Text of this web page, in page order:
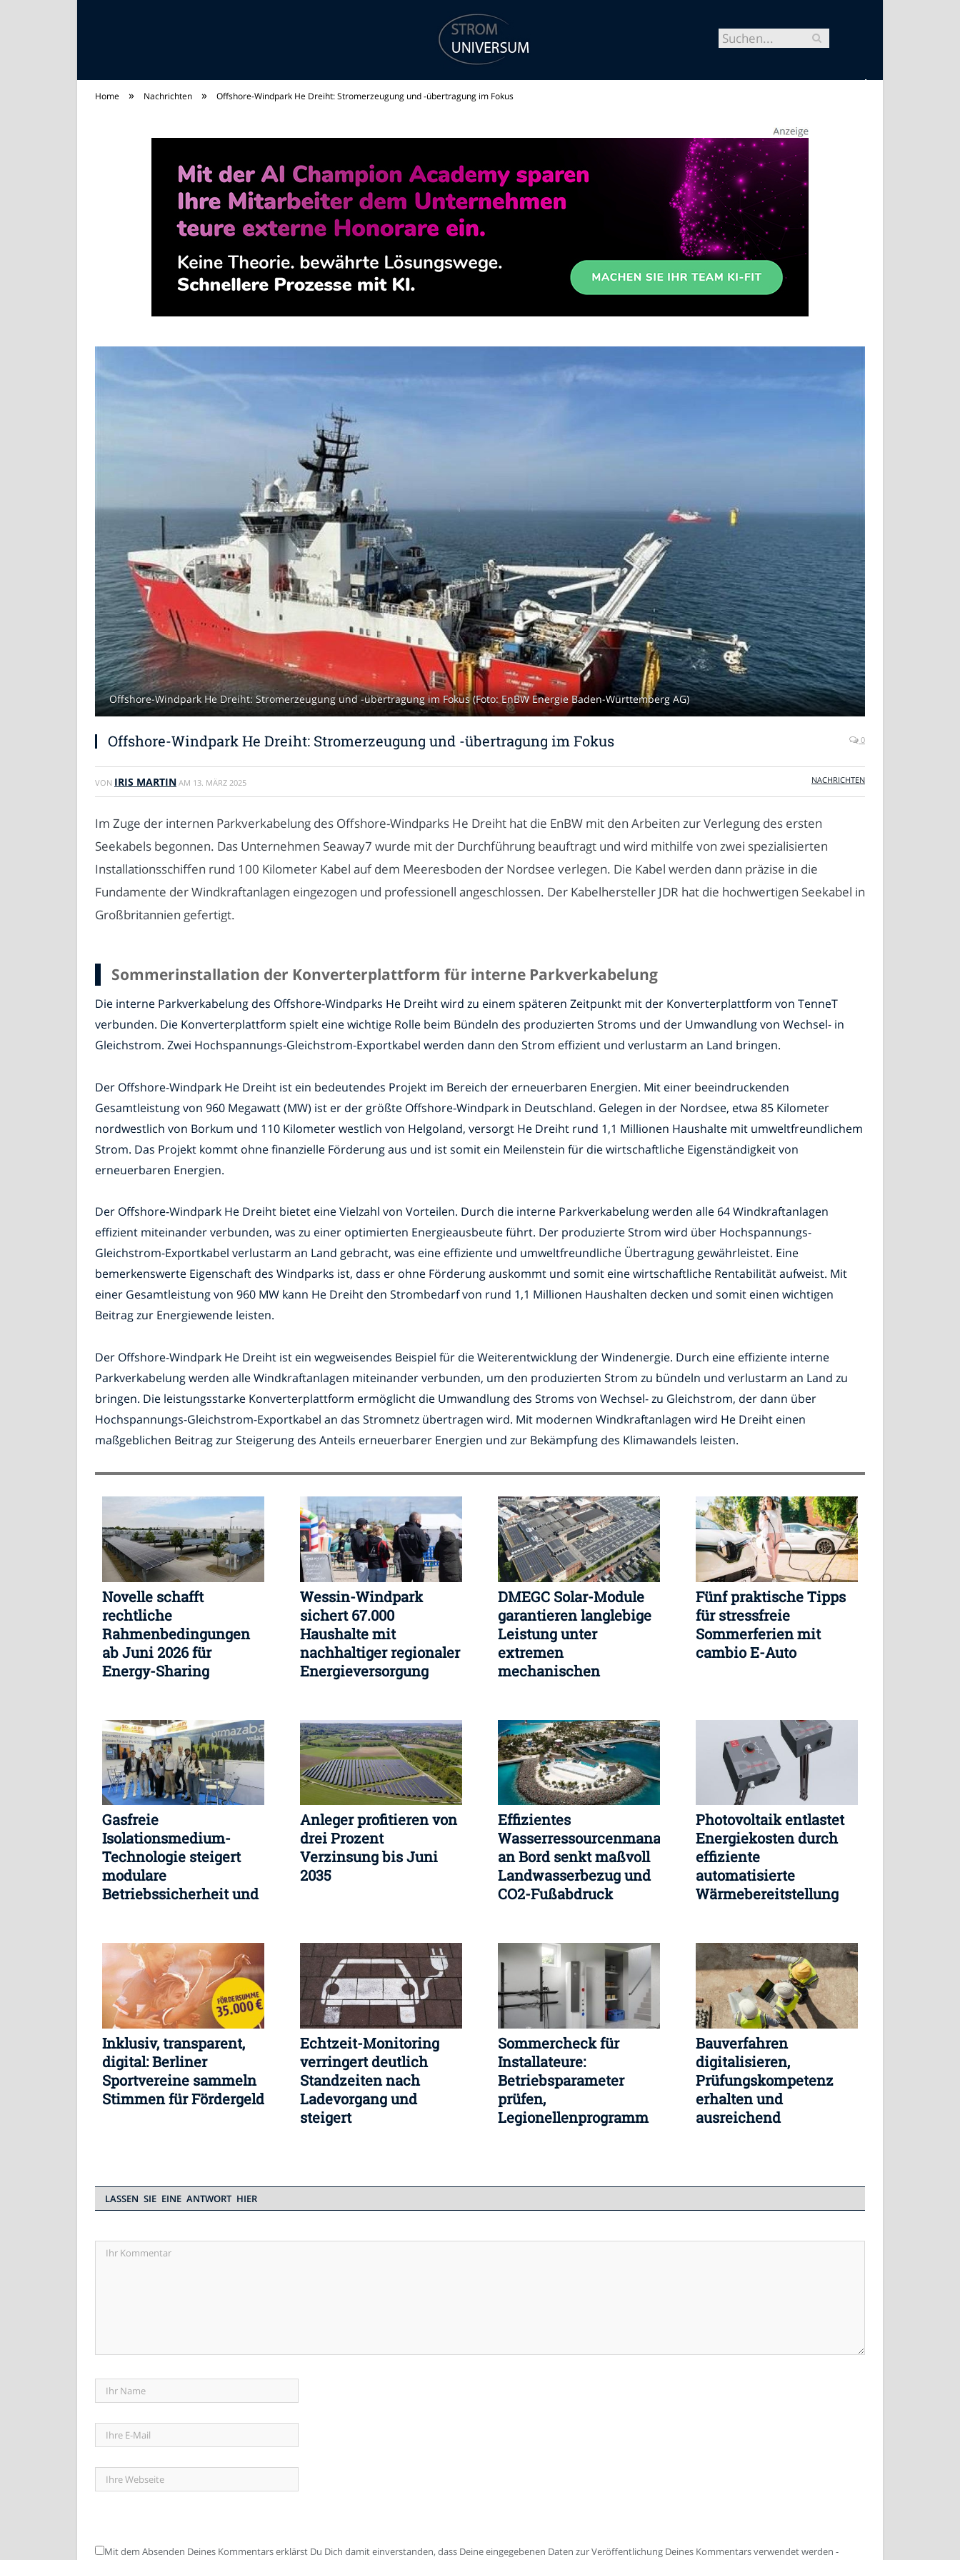
Home » Nachrichten » Offshore-Windpark He Dreiht: Stromerzeugung und -übertragung im Fokus
Offshore-Windpark He Dreiht: Stromerzeugung und -übertragung im Fokus (Foto: EnBW Energie Baden-Württemberg AG)
Offshore-Windpark He Dreiht: Stromerzeugung und -übertragung im Fokus 0
VON IRIS MARTIN AM 13. MÄRZ 2025 NACHRICHTEN
Im Zuge der internen Parkverkabelung des Offshore-Windparks He Dreiht hat die EnBW mit den Arbeiten zur Verlegung des ersten
Seekabels begonnen. Das Unternehmen Seaway7 wurde mit der Durchführung beauftragt und wird mithilfe von zwei spezialisierten
Installationsschiffen rund 100 Kilometer Kabel auf dem Meeresboden der Nordsee verlegen. Die Kabel werden dann präzise in die
Fundamente der Windkraftanlagen eingezogen und professionell angeschlossen. Der Kabelhersteller JDR hat die hochwertigen Seekabel in
Großbritannien gefertigt.
Sommerinstallation der Konverterplattform für interne Parkverkabelung
Die interne Parkverkabelung des Offshore-Windparks He Dreiht wird zu einem späteren Zeitpunkt mit der Konverterplattform von TenneT
verbunden. Die Konverterplattform spielt eine wichtige Rolle beim Bündeln des produzierten Stroms und der Umwandlung von Wechsel- in
Gleichstrom. Zwei Hochspannungs-Gleichstrom-Exportkabel werden dann den Strom effizient und verlustarm an Land bringen.
Der Offshore-Windpark He Dreiht ist ein bedeutendes Projekt im Bereich der erneuerbaren Energien. Mit einer beeindruckenden
Gesamtleistung von 960 Megawatt (MW) ist er der größte Offshore-Windpark in Deutschland. Gelegen in der Nordsee, etwa 85 Kilometer
nordwestlich von Borkum und 110 Kilometer westlich von Helgoland, versorgt He Dreiht rund 1,1 Millionen Haushalte mit umweltfreundlichem
Strom. Das Projekt kommt ohne finanzielle Förderung aus und ist somit ein Meilenstein für die wirtschaftliche Eigenständigkeit von
erneuerbaren Energien.
Der Offshore-Windpark He Dreiht bietet eine Vielzahl von Vorteilen. Durch die interne Parkverkabelung werden alle 64 Windkraftanlagen
effizient miteinander verbunden, was zu einer optimierten Energieausbeute führt. Der produzierte Strom wird über Hochspannungs-
Gleichstrom-Exportkabel verlustarm an Land gebracht, was eine effiziente und umweltfreundliche Übertragung gewährleistet. Eine
bemerkenswerte Eigenschaft des Windparks ist, dass er ohne Förderung auskommt und somit eine wirtschaftliche Rentabilität aufweist. Mit
einer Gesamtleistung von 960 MW kann He Dreiht den Strombedarf von rund 1,1 Millionen Haushalten decken und somit einen wichtigen
Beitrag zur Energiewende leisten.
Der Offshore-Windpark He Dreiht ist ein wegweisendes Beispiel für die Weiterentwicklung der Windenergie. Durch eine effiziente interne
Parkverkabelung werden alle Windkraftanlagen miteinander verbunden, um den produzierten Strom zu bündeln und verlustarm an Land zu
bringen. Die leistungsstarke Konverterplattform ermöglicht die Umwandlung des Stroms von Wechsel- zu Gleichstrom, der dann über
Hochspannungs-Gleichstrom-Exportkabel an das Stromnetz übertragen wird. Mit modernen Windkraftanlagen wird He Dreiht einen
maßgeblichen Beitrag zur Steigerung des Anteils erneuerbarer Energien und zur Bekämpfung des Klimawandels leisten.
Novelle schafft
rechtliche
Rahmenbedingungen
ab Juni 2026 für
Energy-Sharing
Wessin-Windpark
sichert 67.000
Haushalte mit
nachhaltiger regionaler
Energieversorgung
DMEGC Solar-Module
garantieren langlebige
Leistung unter
extremen
mechanischen
Fünf praktische Tipps
für stressfreie
Sommerferien mit
cambio E-Auto
Gasfreie
Isolationsmedium-
Technologie steigert
modulare
Betriebssicherheit und
Anleger profitieren von
drei Prozent
Verzinsung bis Juni
2035
Effizientes
Wasserressourcenmanagement
an Bord senkt maßvoll
Landwasserbezug und
CO2-Fußabdruck
Photovoltaik entlastet
Energiekosten durch
effiziente
automatisierte
Wärmebereitstellung
Inklusiv, transparent,
digital: Berliner
Sportvereine sammeln
Stimmen für Fördergeld
Echtzeit-Monitoring
verringert deutlich
Standzeiten nach
Ladevorgang und
steigert
Sommercheck für
Installateure:
Betriebsparameter
prüfen,
Legionellenprogramm
Bauverfahren
digitalisieren,
Prüfungskompetenz
erhalten und
ausreichend
LASSEN SIE EINE ANTWORT HIER
Mit dem Absenden Deines Kommentars erklärst Du Dich damit einverstanden, dass Deine eingegebenen Daten zur Veröffentlichung Deines Kommentars verwendet werden -